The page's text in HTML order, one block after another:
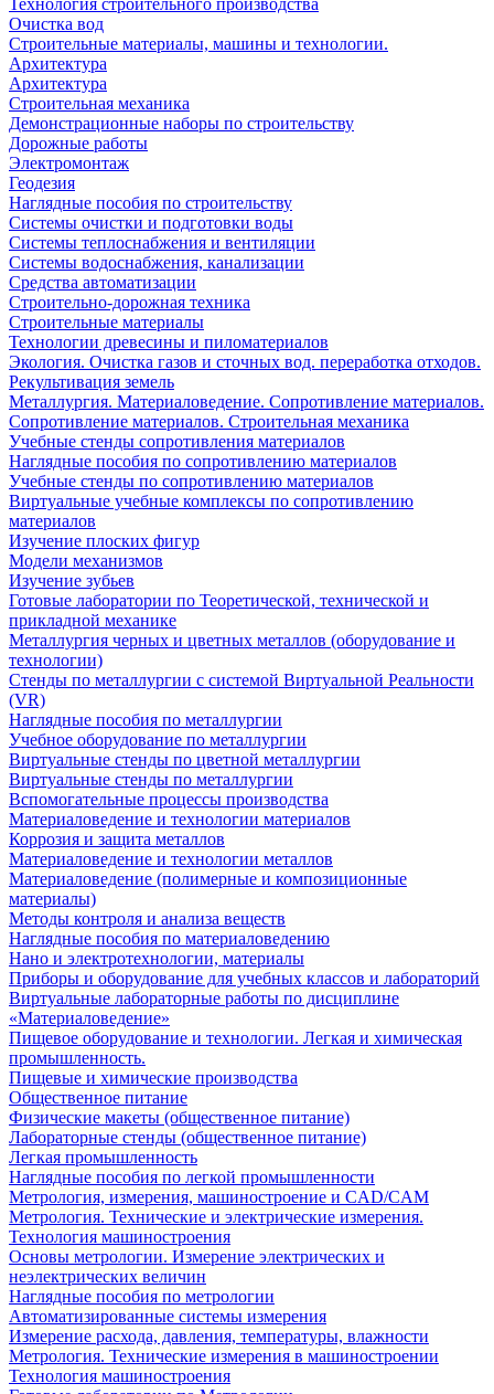
Технология строительного производства
Очистка вод
Строительные материалы, машины и технологии.
Архитектура
Архитектура
Cтроительная механика
Демонстрационные наборы по строительству
Дорожные работы
Электромонтаж
Геодезия
Наглядные пособия по строительству
Системы очистки и подготовки воды
Системы теплоснабжения и вентиляции
Системы водоснабжения, канализации
Средства автоматизации
Строительно-дорожная техника
Строительные материалы
Технологии древесины и пиломатериалов
Экология. Очистка газов и сточных вод. переработка отходов.
Рекультивация земель
Металлургия. Материаловедение. Сопротивление материалов.
Сопротивление материалов. Строительная механика
Учебные стенды сопротивления материалов
Наглядные пособия по сопротивлению материалов
Учебные стенды по сопротивлению материалов
Виртуальные учебные комплексы по сопротивлению
материалов
Изучение плоских фигур
Модели механизмов
Изучение зубьев
Готовые лаборатории по Теоретической, технической и
прикладной механике
Металлургия черных и цветных металлов (оборудование и
технологии)
Cтенды по металлургии с системой Виртуальной Реальности
(VR)
Наглядные пособия по металлургии
Учебное оборудование по металлургии
Виртуальные стенды по цветной металлургии
Виртуальные стенды по металлургии
Вспомогательные процессы производства
Материаловедение и технологии материалов
Коррозия и защита металлов
Материаловедение и технологии металлов
Материаловедение (полимерные и композиционные
материалы)
Методы контроля и анализа веществ
Наглядные пособия по материаловедению
Нано и электротехнологии, материалы
Приборы и оборудование для учебных классов и лабораторий
Виртуальные лабораторные работы по дисциплине
«Материаловедение»
Пищевое оборудование и технологии. Легкая и химическая
промышленность.
Пищевые и химические производства
Общественное питание
Физические макеты (общественное питание)
Лабораторные стенды (общественное питание)
Легкая промышленность
Наглядные пособия по легкой промышленности
Метрология, измерения, машиностроение и CAD/CAM
Метрология. Технические и электрические измерения.
Технология машиностроения
Основы метрологии. Измерение электрических и
неэлектрических величин
Наглядные пособия по метрологии
Автоматизированные системы измерения
Измерение расхода, давления, температуры, влажности
Метрология. Технические измерения в машиностроении
Технология машиностроения